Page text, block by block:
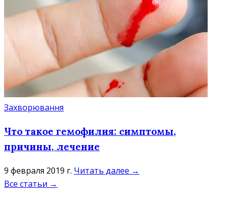
Захворювання
Что такое гемофилия: симптомы,
причины, лечение
9 февраля 2019 г. Читать далее →
Все статьи →